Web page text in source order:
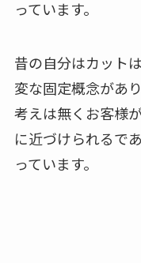
っています。
昔の自分はカット
変な固定概念があ
考えは無くお客様
に近づけられるで
っています。